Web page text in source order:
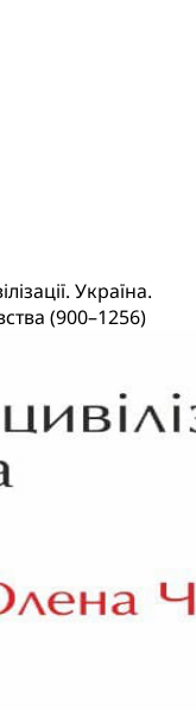
Україна.
(900–1256)